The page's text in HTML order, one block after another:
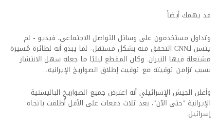
قد يهمك أيضاً
وتداول مستخدمون على وسائل التواصل الاجتماعي، فيديو - لم
يتسن لـCNN التحقق منه بشكل مستقل- لما يبدو أنه لطائرة مُسيرة
مشتعلة فيها النيران. وكان المقطع ليليًا ما جعله سهل الانتشار
بسبب تزامن توقيته مع توقيت إطلاق الصواريخ الإيرانية.
وأعلن الجيش الإسرائيلي أنه اعترض جميع الصواريخ الباليستية
الإيرانية "حتى الآن"، بعد ثلاث دفعات على الأقل أُطلقت باتجاه
إسرائيل.